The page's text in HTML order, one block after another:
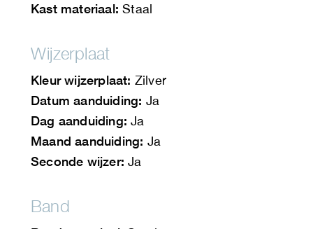
Kast materiaal: Staal
Wijzerplaat
Kleur wijzerplaat: Zilver
Datum aanduiding: Ja
Dag aanduiding: Ja
Maand aanduiding: Ja
Seconde wijzer: Ja
Band